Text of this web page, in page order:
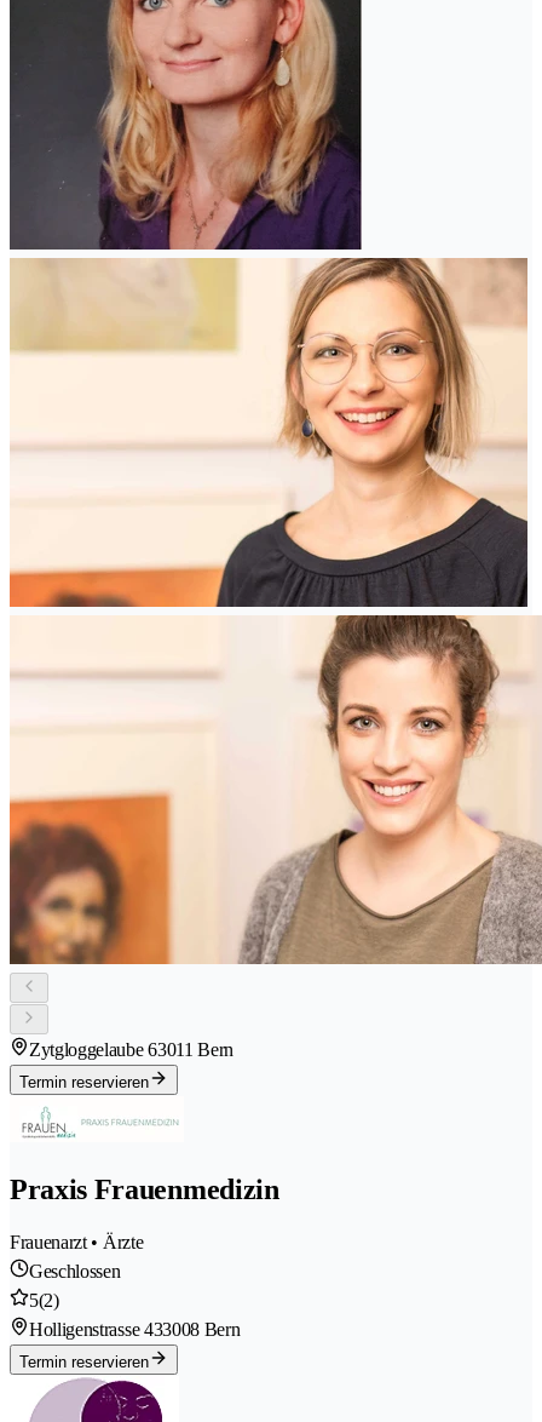
Zytgloggelaube 63011 Bern
Termin reservieren
Praxis Frauenmedizin
Frauenarzt • Ärzte
Geschlossen
5(2)
Holligenstrasse 433008 Bern
Termin reservieren